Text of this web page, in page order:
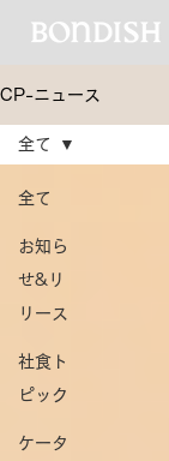
CP-ニュース
全て
お知ら
せ&リ
リース
社食ト
ピック
ケータ
全て